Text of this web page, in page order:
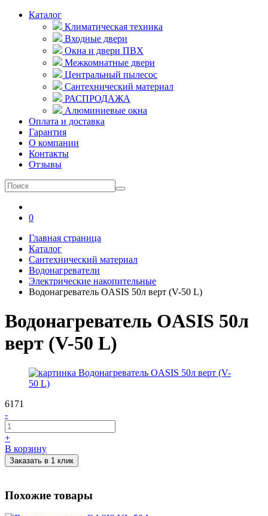
Каталог
Климатическая техника
Входные двери
Окна и двери ПВХ
Межкомнатные двери
Центральный пылесос
Сантехнический материал
РАСПРОДАЖА
Алюминиевые окна
Оплата и доставка
Гарантия
О компании
Контакты
Отзывы
0
Главная страница
Каталог
Сантехнический материал
Водонагреватели
Электрические накопительные
Водонагреватель OASIS 50л верт (V-50 L)
Водонагреватель OASIS 50л
верт (V-50 L)
6171
-
+
В корзину
Заказать в 1 клик
Похожие товары